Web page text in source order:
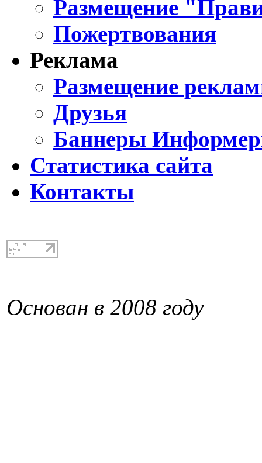
Размещение
Пожертвования
Реклама
Размещение
Друзья
Баннеры
Статистика сайта
Контакты
Основан в 2008 году